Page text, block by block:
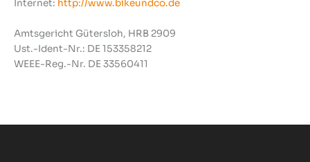
Internet: http://www.bikeundco.de
Amtsgericht Gütersloh, HRB 2909
Ust.-Ident-Nr.: DE 153358212
WEEE-Reg.-Nr. DE 33560411